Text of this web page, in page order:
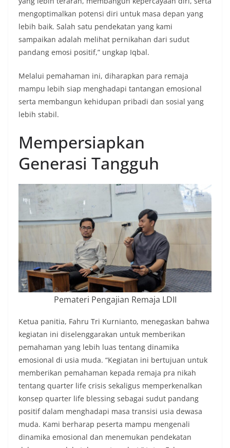
mengoptimalkan potensi diri untuk masa depan yang
lebih baik. Salah satu pendekatan yang kami
sampaikan adalah melihat pernikahan dari sudut
pandang emosi positif,” ungkap Iqbal.
Melalui pemahaman ini, diharapkan para remaja
mampu lebih siap menghadapi tantangan emosional
serta membangun kehidupan pribadi dan sosial yang
lebih stabil.
Mempersiapkan
Generasi Tangguh
Pemateri Pengajian Remaja LDII
Ketua panitia, Fahru Tri Kurnianto, menegaskan bahwa
kegiatan ini diselenggarakan untuk memberikan
pemahaman yang lebih luas tentang dinamika
emosional di usia muda. “Kegiatan ini bertujuan untuk
memberikan pemahaman kepada remaja pra nikah
tentang quarter life crisis sekaligus memperkenalkan
konsep quarter life blessing sebagai sudut pandang
positif dalam menghadapi masa transisi usia dewasa
muda. Kami berharap peserta mampu mengenali
dinamika emosional dan menemukan pendekatan